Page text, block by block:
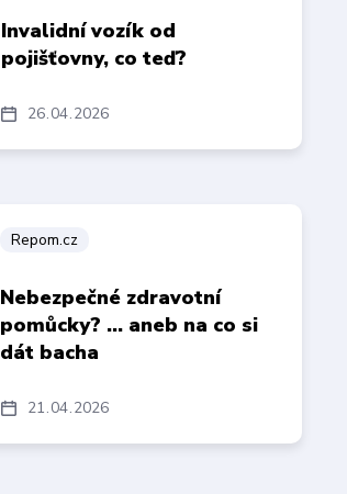
26 04 2026
Invalidní vozík od
pojišťovny, co teď?
21 04 2026
Repom.cz
Nebezpečné zdravotní
pomůcky? … aneb na co si
dát bacha